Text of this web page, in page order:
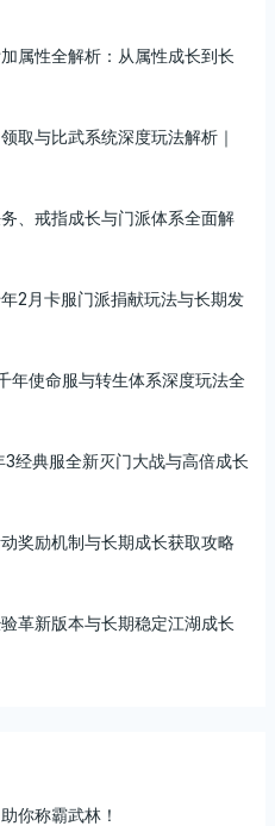
属性全解析：从属性成长到长
取与比武系统深度玩法解析｜
、戒指成长与门派体系全面解
2月卡服门派捐献玩法与长期发
年使命服与转生体系深度玩法全
经典服全新灭门大战与高倍成长
奖励机制与长期成长获取攻略
革新版本与长期稳定江湖成长
你称霸武林！